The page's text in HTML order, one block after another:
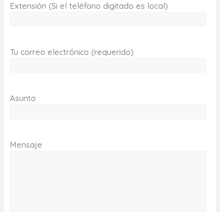
Extensión (Si el teléfono digitado es local)
Tu correo electrónico (requerido)
Asunto
Mensaje